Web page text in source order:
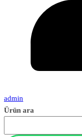
admin
Ürün ara